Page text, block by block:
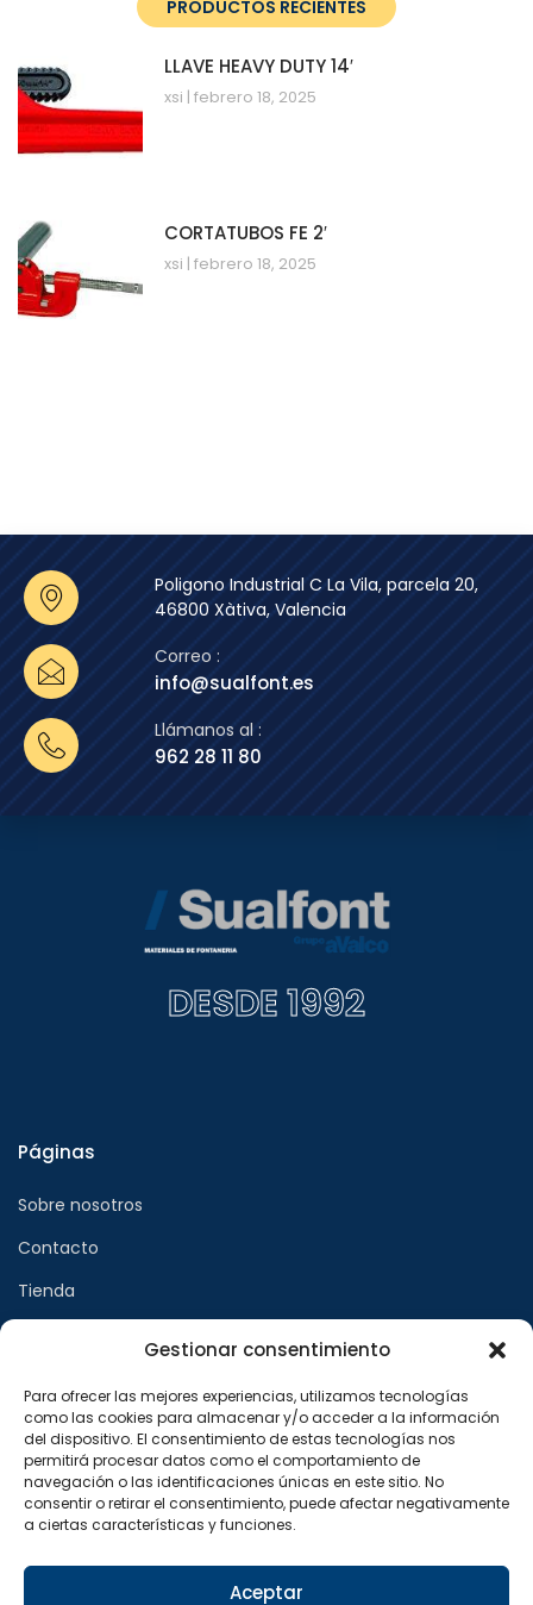
Gestionar consentimiento
Para ofrecer las mejores experiencias, utilizamos tecnologías
como las cookies para almacenar y/o acceder a la información
del dispositivo. El consentimiento de estas tecnologías nos
permitirá procesar datos como el comportamiento de
navegación o las identificaciones únicas en este sitio. No
consentir o retirar el consentimiento, puede afectar negativamente
a ciertas características y funciones.
Aceptar
PRODUCTOS RECIENTES
LLAVE HEAVY DUTY 14′
xsi febrero 18, 2025
CORTATUBOS FE 2′
xsi febrero 18, 2025
Poligono Industrial C La Vila, parcela 20,
46800 Xàtiva, Valencia
Correo :
info@sualfont.es
Llámanos al :
962 28 11 80
DESDE 1992
Páginas
Sobre nosotros
Contacto
Tienda
Aviso legal
Política de privacidad
Política de cookies
Síguenos en